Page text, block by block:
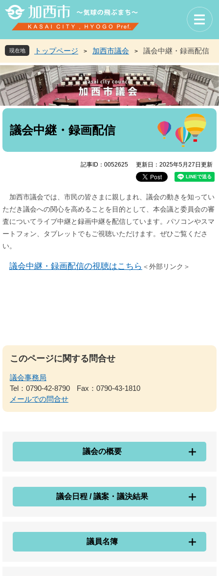
先
頭
で
す
。
を
飛
ば
し
て
本
文
現在地 トップページ > 加西市議会 > 議会中継・録画配信
本
議会中継・録画配信
記事ID：0052625 更新日：2025年5月27日更新
加西市議会では、市民の皆さまに親しまれ、議会の動きを知ってい
ただき議会への関心を高めることを目的として、本会議と委員会の審
査についてライブ中継と録画中継を配信しています。パソコンやスマ
ートフォン、タブレットでもご視聴いただけます。ぜひご覧くださ
い。
議会中継・録画配信の視聴はこちら ＜外部リンク＞
このページに関する問合せ
議会事務局
Tel：0790-42-8790
Fax：0790-43-1810
メールでの問合せ
議会の概要
議会日程 / 議案・議決結果
議員名簿